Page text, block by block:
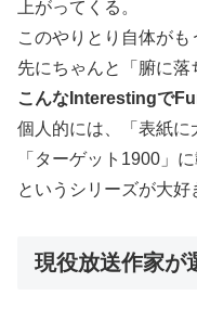
上がってくる。
このやりとり自体が
先にちゃんと「腑に落
こんなInterestingで
個人的には、「表紙に
「ターゲット1900」
というシリーズが大好
現役放送作家